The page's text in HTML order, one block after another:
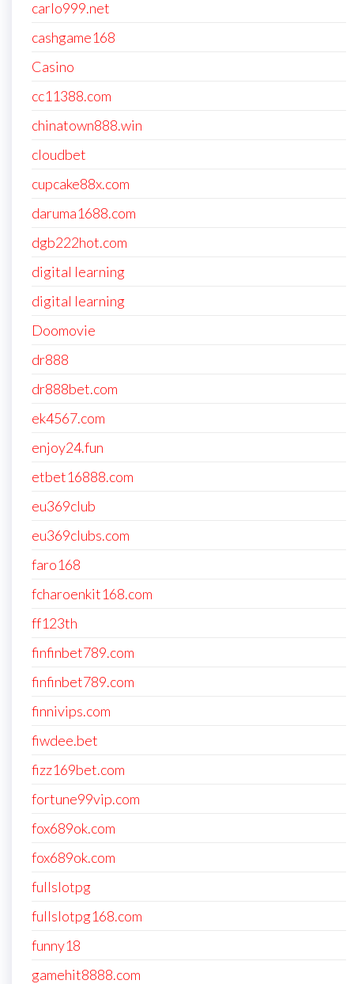
carlo999.net
cashgame168
Casino
cc11388.com
chinatown888.win
cloudbet
cupcake88x.com
daruma1688.com
dgb222hot.com
digital learning
digital learning
Doomovie
dr888
dr888bet.com
ek4567.com
enjoy24.fun
etbet16888.com
eu369club
eu369clubs.com
faro168
fcharoenkit168.com
ff123th
finfinbet789.com
finfinbet789.com
finnivips.com
fiwdee.bet
fizz169bet.com
fortune99vip.com
fox689ok.com
fox689ok.com
fullslotpg
fullslotpg168.com
funny18
gamehit8888.com